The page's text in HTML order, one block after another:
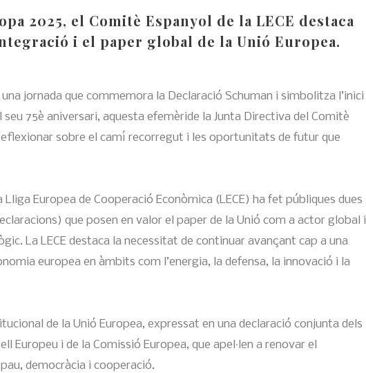
2025, el Comitè Espanyol de la LECE destaca
i el paper global de la Unió Europea.
jornada que commemora la Declaració Schuman i simbolitza l’inici
seu 75è aniversari, aquesta efemèride la Junta Directiva del Comitè
sobre el camí recorregut i les oportunitats de futur que
Europea de Cooperació Econòmica (LECE) ha fet públiques dues
que posen en valor el paper de la Unió com a actor global i
La LECE destaca la necessitat de continuar avançant cap a una
europea en àmbits com l’energia, la defensa, la innovació i la
de la Unió Europea, expressat en una declaració conjunta dels
Europeu i de la Comissió Europea, que apel·len a renovar el
democràcia i cooperació.